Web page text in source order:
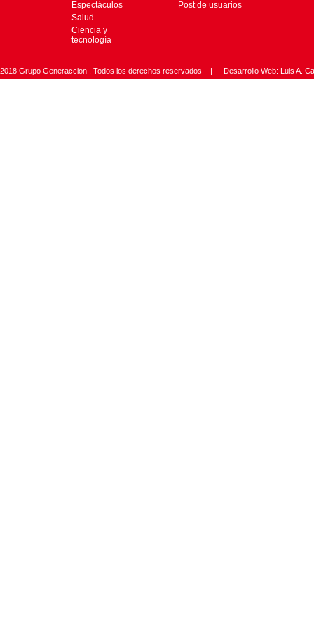
Espectáculos
Salud
Ciencia y
tecnología
Post de usuarios
2018 Grupo Generaccion . Todos los derechos reservados | Desarrollo Web: Luis